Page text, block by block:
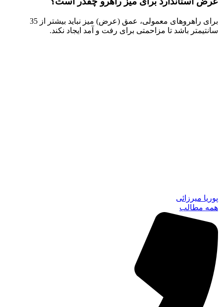
برای راهروهای معمولی، عمق (عرض) میز نباید بیشتر از 35
سانتیمتر باشد تا مزاحمتی برای رفت و آمد ایجاد نکند.
پوریا میرزائی
همه مطالب